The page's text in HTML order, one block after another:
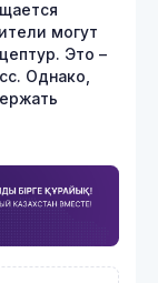
могут
Это –
Однако,